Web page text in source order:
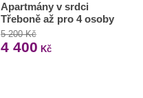
Apartmány v srdci
Třeboně až pro 4 osoby
5 200 Kč
4 400 Kč